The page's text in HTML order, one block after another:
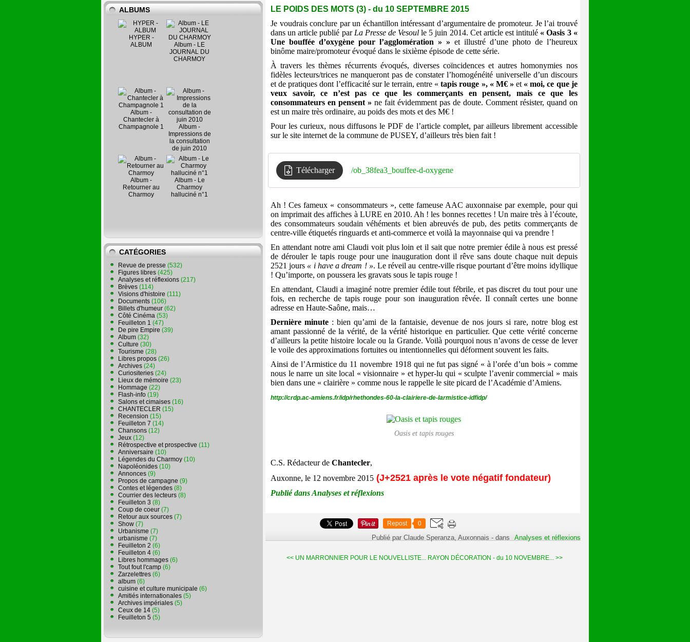
ALBUMS
HYPER -
ALBUM
Album - LE
JOURNAL DU
CHARMOY
Album -
Chantecler à
Champagnole 1
Album -
Impressions de
la consultation
de juin 2010
Album -
Retourner au
Charmoy
Album - Le
Charmoy
halluciné n°1
CATÉGORIES
Revue de presse (532)
Figures libres (425)
Analyses et réflexions (217)
Brèves (114)
Visions d'histoire (111)
Documents (106)
Billets d'humeur (62)
Côté Cinéma (53)
Feuilleton 1 (47)
De pire Empire (39)
Album (32)
Culture (30)
Tourisme (28)
Libres propos (26)
Archives (24)
Curiositeries (24)
Lieux de mémoire (23)
Hommage (22)
Flash-info (19)
Salons et cimaises (16)
CHANTECLER (15)
Recension (15)
Feuilleton 7 (14)
Chansons (12)
Jeux (12)
Rétrospective et prospective (11)
Anniversaire (10)
Légendes du Charmoy (10)
Napoléonides (10)
Annonces (9)
Propos de campagne (9)
Contes et légendes (8)
Courrier des lecteurs (8)
Feuilleton 3 (8)
Coup de coeur (7)
Retour aux sources (7)
Show (7)
Urbanisme (7)
urbanisme (7)
Feuilleton 2 (6)
Feuilleton 4 (6)
Libres hommages (6)
Tout fout l'camp (6)
Zarzelettres (6)
album (6)
cuisine et culture municipale (6)
Amitiés internationales (5)
Archives impériales (5)
Ceux de 14 (5)
Feuilleton 5 (5)
LE POIDS DES MOTS (3) - du 10 SEPTEMBRE 2015
Je voudrais conclure par un échantillon intéressant d’argumentaire de promoteur. Je l’ai trouvé
dans un article publié par La Presse de Vesoul le 5 juin 2014. Cet article est intitulé « Oasis 3 «
Une bouffée d’oxygène pour l’agglomération » » et illustré d’une photo de l’heureux
binôme maire/promoteur évoqué dans le sixième épisode de cette série.
À travers les thèmes récurrents évoqués, diverses coïncidences et autres homonymies nos
fidèles lecteurs/trices ne manqueront pas de constater l’homogénéité universelle d’un discours
et de pratiques dont l’efficacité sur le terrain, entre «tapis rouge », « M€ »et « moi, ce que je
veux savoir, ce n’est pas ce que les commerçants en pensent, mais ce que les
consommateurs en pensent » ne fait évidemment pas de doute. Comment résister, quand on
est un maire très ordinaire, au poids des mots et des M€ !
Pour les curieux, nous diffusons le PDF de l’article complet, par ailleurs librement accessible
sur le site internet de la commune de PUSEY, d’ailleurs très bien fait !
Télécharger /ob_38fea3_bouffee-d-oxygene
Ah ! Ces fameux « consommateurs », cette fameuse AAC auxonnaise par exemple, pour qui
on imprimait des affiches à LURE en 2010. Ah ! les bonnes recettes ! Un maire très à l’écoute,
des consommateurs soudain véhéments et bien abreuvés de pub, des petits commerçants de
centre-ville étiquetés ringuards et anti-commerce et voilà la mayonnaise qui va prendre !
En attendant notre ami Claudi voit plus loin et il sait que notre premier édile à nous est pressé
de dérouler le tapis rouge pour une inauguration dont il rêve sans doute chaque nuit depuis
2521 jours « i have a dream ! ». Le réveil au centre-ville risque pourtant d’être moins idyllique
! Qu’importe, on poussera les gravats sous le tapis rouge !
En attendant, Claudi a imaginé notre premier édile tout fébrile, et pas discret du tout pour une
fois, en recherche de tapis rouge pour son inauguration rêvée. Il connaît certes une bonne
adresse en Haute-Saône, mais…
Dernière minute : bien qu’ami de la fantaisie, devenue de nos jours si rare, notre blog est
amant passionné de la vérité, de la vérité historique en particulier. Que cette vérité concerne
d’ailleurs la petite histoire locale ou la Grande. Voilà pourquoi nous n’avons de cesse de lever
le voile des approximations fortuites ou intentionnelles qui déforment souvent les faits.
Ainsi de l’Armistice du 11 novembre 1918 qui ne fut pas signé « à l’orée d’un bois » comme
nous le narre un site local « visionnaire » et hyper-lu qui « sculpte l’avenir commercial » mais
bien dans une « clairière » comme nous le rappelle le site picard de l’Académie d’Amiens.
http://crdp.ac-amiens.fr/idp/rhethondes-60-la-clairiere-de-larmistice-idfidp/
Oasis et tapis rouges
C.S. Rédacteur de Chantecler,
Auxonne, le 12 novembre 2015 (J+2521 après le vote négatif fondateur)
Publié dans Analyses et réflexions
Repost 0
Publié par Claude Speranza, Auxonnais -dans Analyses et réflexions
<< UN MARRONNIER POUR LE NOUVELLISTE... RAYON DÉCORATION - du 10 NOVEMBRE... >>